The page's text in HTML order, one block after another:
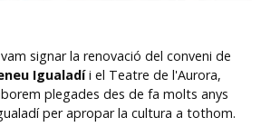
signar la renovació del conveni de
Igualadíi el Teatre de l'Aurora,
plegades des de fa molts anys
per apropar la cultura a tothom.